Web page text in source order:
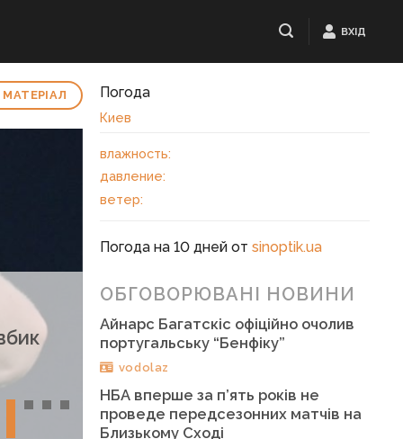
ВХІД
Погода
Киев
влажность:
давление:
ветер:
Погода на 10 дней отsinoptik.ua
ОБГОВОРЮВАНІ НОВИНИ
Айнарс Багатскіс офіційно очолив
португальську “Бенфіку”
vodolaz
НБА вперше за п’ять років не
проведе передсезонних матчів на
Близькому Сході